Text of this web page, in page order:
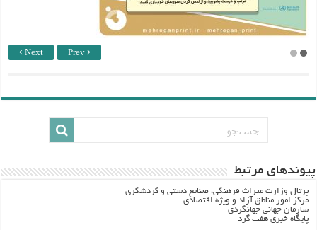
Next Prev
پيوندهاي مرتبط
پرتال وزارت ميراث فرهنگي، صنایع دستی و گردشگري
مرکز امور مناطق آزاد و ویژه اقتصادی
سازمان جهانی جهانگردی
پایگاه خبری هفت گرد